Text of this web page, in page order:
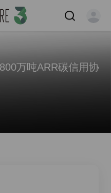
万吨ARR碳信用协